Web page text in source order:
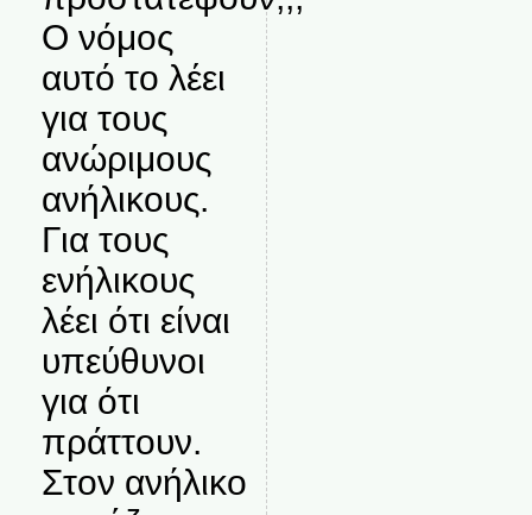
Ο νόμος
αυτό το λέει
για τους
ανώριμους
ανήλικους.
Για τους
ενήλικους
λέει ότι είναι
υπεύθυνοι
για ότι
πράττουν.
Στον ανήλικο